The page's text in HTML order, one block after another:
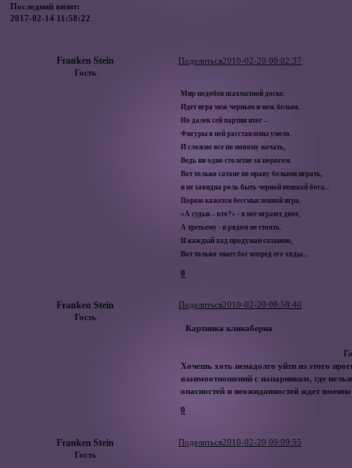
Последний визит:
2017-02-14 11:58:22
Поделиться2010-02-20 00:02:37
Franken Stein
Гость
Мир подобен шахматной доске.
Идет игра меж черным и меж белым.
Но далек сей партии итог –
Фигуры в ней расставлены умело.
И сложно все по новому начать,
Ведь ни одно столетие за порогом.
Вот только сатане по нраву белыми играть,
и не завидна роль быть черной пешкой бога...
Порою кажется бессмысленной игра.
«А судьи – кто?» - в нее играют двое,
А третьему - и рядом не стоять.
И каждый ход продуман сатаною,
Вот только знает бог вперед его ходы...
0
Поделиться2010-02-20 08:58:40
Franken Stein
Гость
Картинка кликаберна
Хочешь хоть ненадолго уйти из этого
взаимоотношений с напарником, где
опасностей и неожиданностей ждет
0
Поделиться2010-02-20 09:09:55
Franken Stein
Гость